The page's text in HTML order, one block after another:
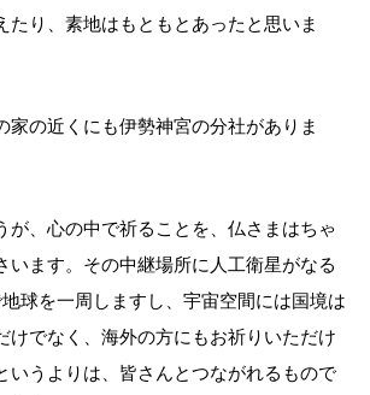
たり、素地はもともとあったと思いま
家の近くにも伊勢神宮の分社がありま
が、心の中で祈ることを、仏さまはちゃ
います。その中継場所に人工衛星がなる
球を一周しますし、宇宙空間には国境は
けでなく、海外の方にもお祈りいただけ
いうよりは、皆さんとつながれるもので